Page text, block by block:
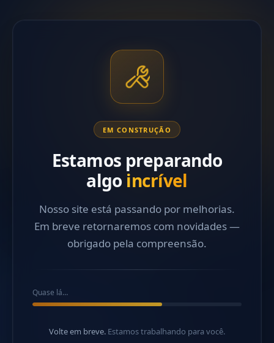
EM CONSTRUÇÃO
Estamos preparando
algo incrível
Nosso site está passando por melhorias.
Em breve retornaremos com novidades —
obrigado pela compreensão.
Quase lá…
Volte em breve. Estamos trabalhando para você.